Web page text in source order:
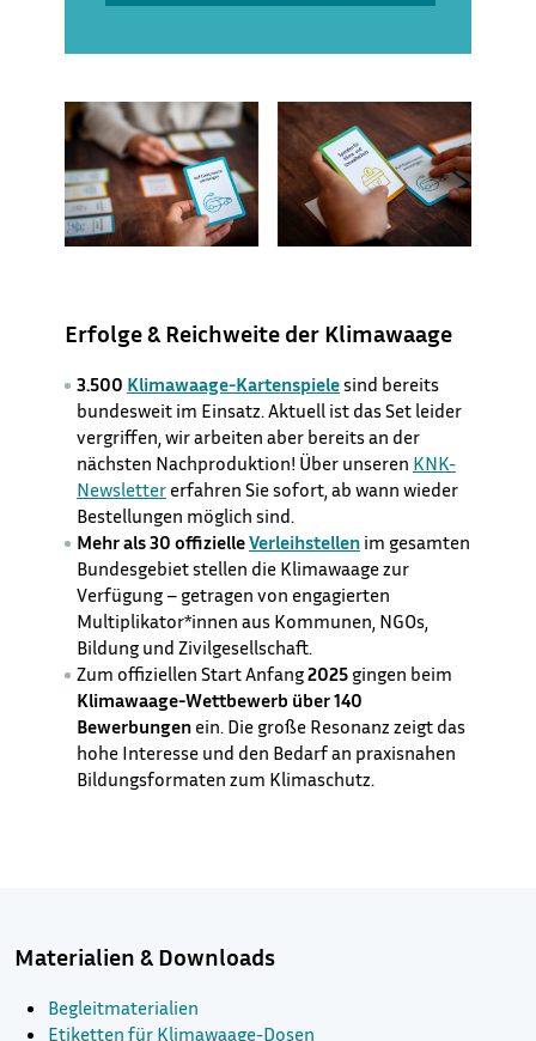
Erfolge & Reichweite der Klimawaage
3.500 Klimawaage-Kartenspielesind bereits
bundesweit im Einsatz. Aktuell ist das Set leider
vergriffen, wir arbeiten aber bereits an der
nächsten Nachproduktion! Über unseren KNK-
Newslettererfahren Sie sofort, ab wann wieder
Bestellungen möglich sind.
Mehr als 30 offizielleVerleihstellenim gesamten
Bundesgebiet stellen die Klimawaage zur
Verfügung – getragen von engagierten
Multiplikator*innen aus Kommunen, NGOs,
Bildung und Zivilgesellschaft.
Zum offiziellen Start Anfang2025gingen beim
Klimawaage-Wettbewerb über 140
Bewerbungenein. Die große Resonanz zeigt das
hohe Interesse und den Bedarf an praxisnahen
Bildungsformaten zum Klimaschutz.
Materialien & Downloads
Begleitmaterialien
Etiketten für Klimawaage-Dosen